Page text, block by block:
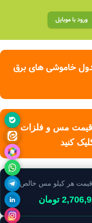
ورود با موبایل
خاموشی های برق
قیمت مس و فلزات
کنید
هر کیلو مس خالص
تومان